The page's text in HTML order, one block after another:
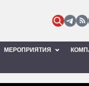
МЕРОПРИЯТИЯ